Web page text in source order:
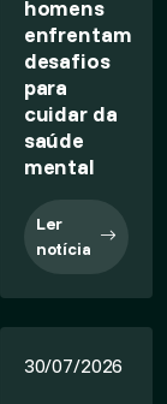
homens
enfrentam
desafios
para
cuidar da
saúde
mental
Ler
notícia
30/07/2026